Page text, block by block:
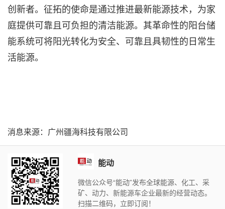
创新者。征拓的使命是通过推进最新能源技术，为家
庭提供可靠且可负担的清洁能源。其革命性的阳台储
能系统可将阳光转化为安全、可靠且具韧性的日常生
活能源。
消息来源：广州疆海科技有限公司
能动
微信公众号“能动”发布全球能源、化工、采
矿、动力、新能源车企业最新的经营动态。
扫描二维码，立即订阅！